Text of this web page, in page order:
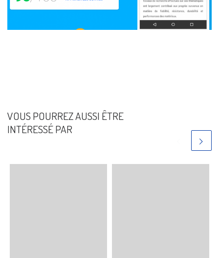
VOUS POURREZ AUSSI ÊTRE
INTÉRESSÉ PAR